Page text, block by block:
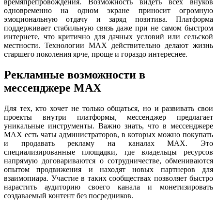
одновременно на одном экране приносит огромную
эмоциональную отдачу и заряд позитива. Платформа
поддерживает стабильную связь даже при не самом быстром
интернете, что критично для дачных условий или сельской
местности. Технологии MAX действительно делают жизнь
старшего поколения ярче, проще и гораздо интереснее.
Рекламные возможности в
мессенджере MAX
Для тех, кто хочет не только общаться, но и развивать свои
проекты внутри платформы, мессенджер предлагает
уникальные инструменты. Важно знать, что в мессенджере
MAX есть чаты администраторов, в которых можно покупать
и продавать рекламу на каналах MAX. Это
специализированные площадки, где владельцы ресурсов
напрямую договариваются о сотрудничестве, обмениваются
опытом продвижения и находят новых партнеров для
взаимопиара. Участие в таких сообществах позволяет быстро
нарастить аудиторию своего канала и монетизировать
создаваемый контент без посредников.